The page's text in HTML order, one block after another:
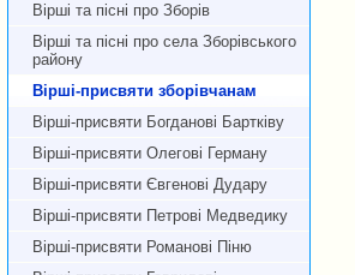
Вірші та пісні про Зборів
Вірші та пісні про села Зборівського
району
Вірші-присвяти зборівчанам
Вірші-присвяти Богданові Бартківу
Вірші-присвяти Олегові Герману
Вірші-присвяти Євгенові Дудару
Вірші-присвяти Петрові Медведику
Вірші-присвяти Романові Піню